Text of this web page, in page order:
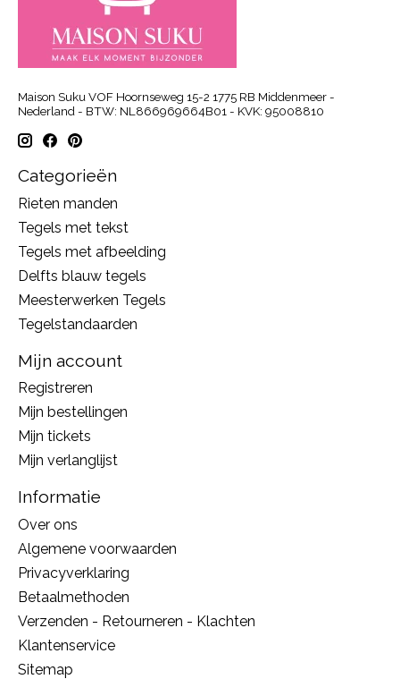
Maison Suku VOF Hoornseweg 15-2 1775 RB Middenmeer -
Nederland - BTW: NL866969664B01 - KVK: 95008810
Categorieën
Rieten manden
Tegels met tekst
Tegels met afbeelding
Delfts blauw tegels
Meesterwerken Tegels
Tegelstandaarden
Mijn account
Registreren
Mijn bestellingen
Mijn tickets
Mijn verlanglijst
Informatie
Over ons
Algemene voorwaarden
Privacyverklaring
Betaalmethoden
Verzenden - Retourneren - Klachten
Klantenservice
Sitemap